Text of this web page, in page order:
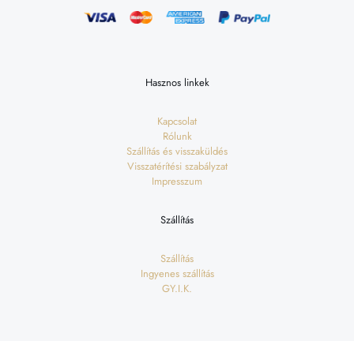
Hasznos linkek
Kapcsolat
Rólunk
Szállítás és visszaküldés
Visszatérítési szabályzat
Impresszum
Szállítás
Szállítás
Ingyenes szállítás
GY.I.K.